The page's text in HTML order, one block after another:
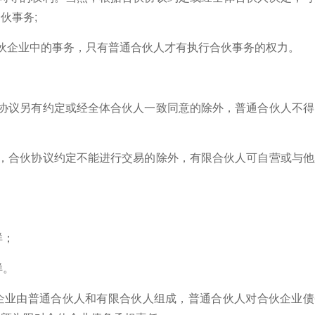
事务;
业中的事务，只有普通合伙人才有执行合伙事务的权力。
议另有约定或经全体合伙人一致同意的除外，普通合伙人不得
伙协议约定不能进行交易的除外，有限合伙人可自营或与他
由普通合伙人和有限合伙人组成，普通合伙人对合伙企业